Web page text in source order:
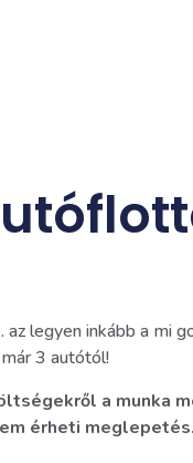
legyen inkább a mi
3 autótól!
a munka
érheti meglepetés.